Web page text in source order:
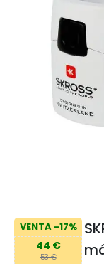
VENTA -17%
44 €
53 €